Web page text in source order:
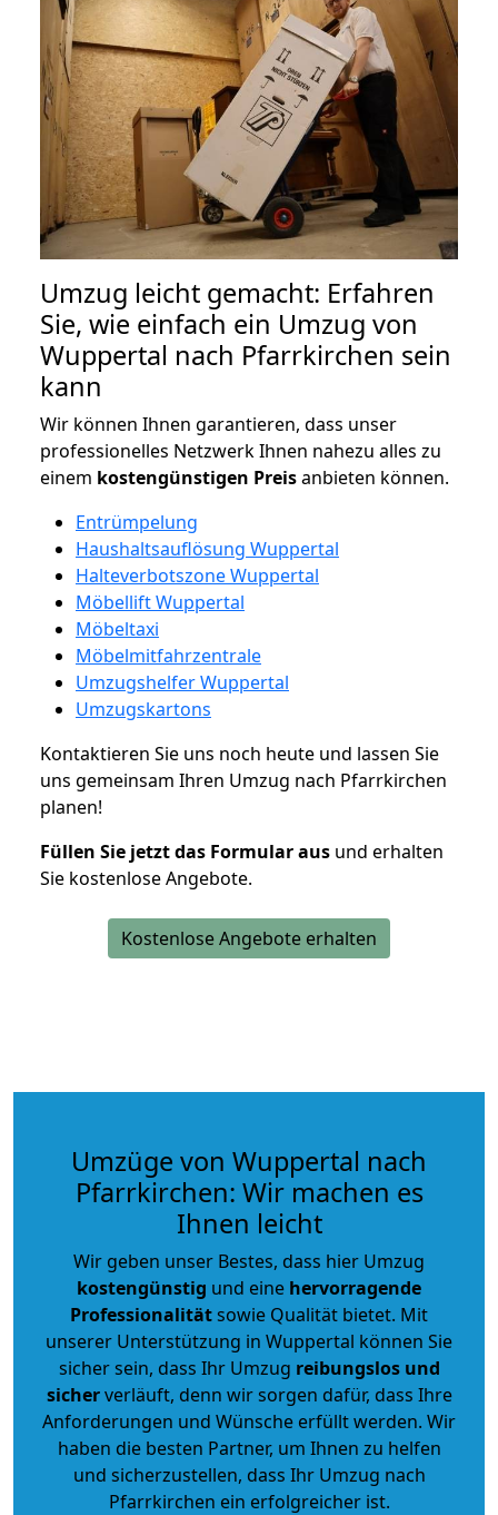
Umzug leicht gemacht: Erfahren
Sie, wie einfach ein Umzug von
Wuppertal nach Pfarrkirchen sein
kann
Wir können Ihnen garantieren, dass unser
professionelles Netzwerk Ihnen nahezu alles zu
einem kostengünstigen Preisanbieten können.
Entrümpelung
Haushaltsauflösung Wuppertal
Halteverbotszone Wuppertal
Möbellift Wuppertal
Möbeltaxi
Möbelmitfahrzentrale
Umzugshelfer Wuppertal
Umzugskartons
Kontaktieren Sie uns noch heute und lassen Sie
uns gemeinsam Ihren Umzug nach Pfarrkirchen
planen!
Füllen Sie jetzt das Formular aus und erhalten
Sie kostenlose Angebote.
Kostenlose Angebote erhalten
Umzüge von Wuppertal nach
Pfarrkirchen: Wir machen es
Ihnen leicht
Wir geben unser Bestes, dass hier Umzug
kostengünstig und eine hervorragende
Professionalitätsowie Qualität bietet. Mit
unserer Unterstützung in Wuppertal können Sie
sicher sein, dass Ihr Umzug reibungslos und
sicherverläuft, denn wir sorgen dafür, dass Ihre
Anforderungen und Wünsche erfüllt werden. Wir
haben die besten Partner, um Ihnen zu helfen
und sicherzustellen, dass Ihr Umzug nach
Pfarrkirchen ein erfolgreicher ist.